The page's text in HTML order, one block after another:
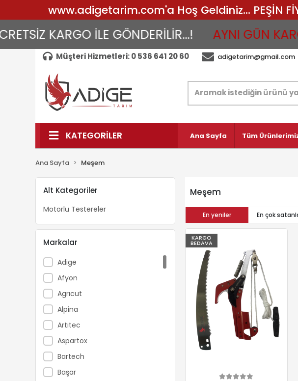
www.adigetarim.com'a Hoş Geldiniz... PEŞİN
KARGO İLE GÖNDERİLİR...! AYNI GÜN
Müşteri Hizmetleri: 0 536 641 20 60 adigetarim@gmail.com
KATEGORİLER Ana Sayfa Tüm
Ana Sayfa Meşem
Alt Kategoriler
Motorlu Testereler
Markalar
Adige
Afyon
Agrıcut
Alpina
Artıtec
Aspartox
Bartech
Başar
Meşem
En yeniler En çok
KARGO
BEDAVA